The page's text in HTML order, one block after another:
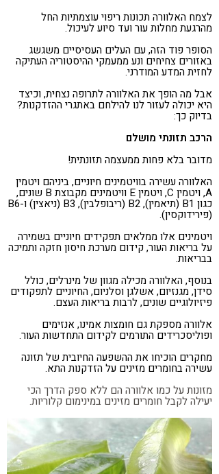
לצמח האלוורה תכונות ריפוי עוצמתיות החל
מהרגעת מחלות עור ועד סיוע לעיכול.
הסופר פוד הזה, עם העלים העסיסיים משגשג
באזורים צחיחים ונע ממעמקי ההיסטוריה העתיקה
לחזית המדע המודרני.
אבל מה הופך את האלוורה לתרופה נצחית, וכיצד
היא יכולה לעזור לנו להילחם באתגרי ההזדקנות?
בדיוק כך:
הרכב תזונתי מושלם
מדובר בלא פחות ממעצמה תזונתית!
האלוורה עשירה בוויטמינים חיוניים, ביניהם ויטמין
A, ויטמין C, ויטמין E וויטמינים מקבוצת B שונים,
כגון B1 (תיאמין), B2 (ריבופלבין), B3 (ניאצין) ו-B6
(פירידוקסין).
ויטמינים אלו ממלאים תפקידים חיוניים בשמירה
על בריאות העור, קידום מערכת חיסון חזקה ותמיכה
בבריאות.
בנוסף, האלוורה מכילה מגוון של מינרלים, כולל
סידן, מגנזיום, אשלגן וסלניום, החיוניים לתפקודים
פיזיולוגיים שונים, לרבות בריאות העצם.
אלוורה מספקת גם חומצות אמינו, אנזימים
ופוליסכרידים התורמים לקידום התחדשות העור.
מחקרים הוכיחו את ההשפעה החיובית של תזונה
עשירה בחומרים מזינים על הזדקנות התא.
מזונות על כמו אלוורה הם ללא ספק הדרך הכי
יעילה לקבל חומרים מזינים במינימום קלוריות.